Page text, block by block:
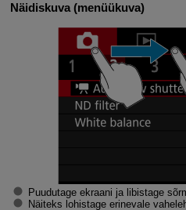
Näidiskuva (menüükuva)
Puudutage ekraani ja libistage
Näiteks lohistage erinevale